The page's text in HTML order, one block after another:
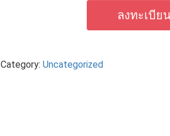
ลงทะเบีย
Category: Uncategorized